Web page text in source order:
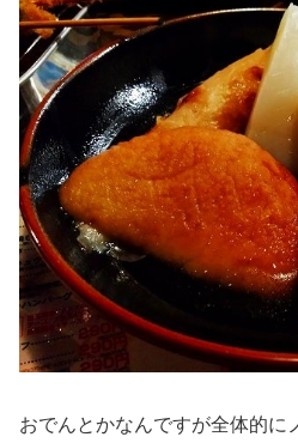
おでんとかなんですが全体的に